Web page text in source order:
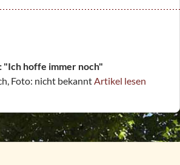
"Ich hoffe immer noch"
Foto: nicht bekanntArtikel lesen